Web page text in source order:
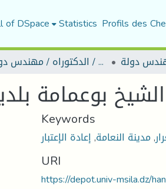
of DSpace Statistics Profils des
رسائل ماجستير / الدكتوراه / مهندس دولة دولة
بوعمامة
Keywords
,مدينة النعامة,إعادة الإعتبار
URI
https://depot.univ-msila.dz/